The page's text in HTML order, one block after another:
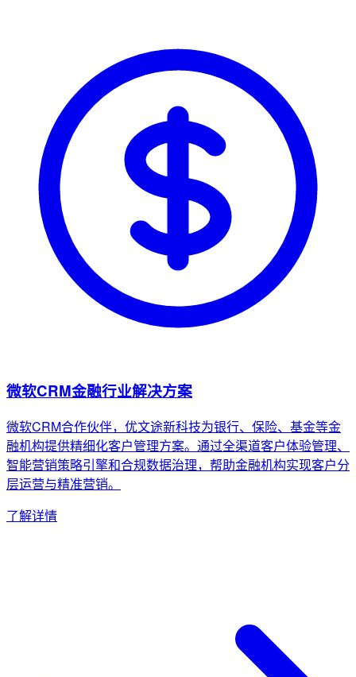
微软CRM金融行业解决方案
微软CRM合作伙伴，优文途新科技为银行、保险、基金等金
融机构提供精细化客户管理方案。通过全渠道客户体验管理、
智能营销策略引擎和合规数据治理，帮助金融机构实现客户分
层运营与精准营销。
了解详情